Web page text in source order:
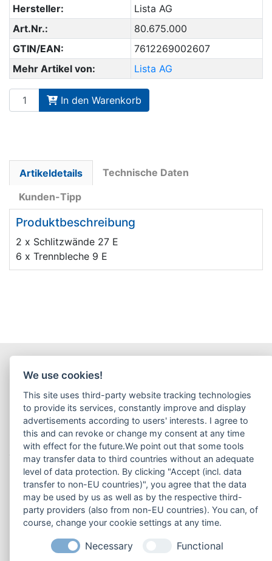
Hersteller:
Lista AG
Art.Nr.:
80.675.000
GTIN/EAN:
7612269002607
Mehr Artikel von:
Lista AG
In den Warenkorb
Artikeldetails
Technische Daten
Kunden-Tipp
Produktbeschreibung
2 x Schlitzwände 27 E
6 x Trennbleche 9 E
Die angebotenen Waren und Dienstleistungen richten sich
selbstständigen, beruflichen oder gewerblichen oder in ihrer
behördlichen und dienstlichen Tätigkeit verwenden.
» Definition
Verbraucher / Unternehmer
Versandkosten & Lieferzeit
Privatsphäre und Datenschutz
Cookie-Einstellungen ändern
Unsere AGB
Impressum
Kontakt
Lieferzeit
Einkaufsbedingungen
We use cookies!
This site uses third-party website tracking technologies
to provide its services, constantly improve and display
advertisements according to users' interests. I agree to
this and can revoke or change my consent at any time
with effect for the future.We point out that some tools
may transfer data to third countries without an adequate
level of data protection. By clicking "Accept (incl. data
transfer to non-EU countries)", you agree that the data
may be used by us as well as by the respective third-
party providers (also from non-EU countries). You can, of
course, change your cookie settings at any time.
Necessary Functional